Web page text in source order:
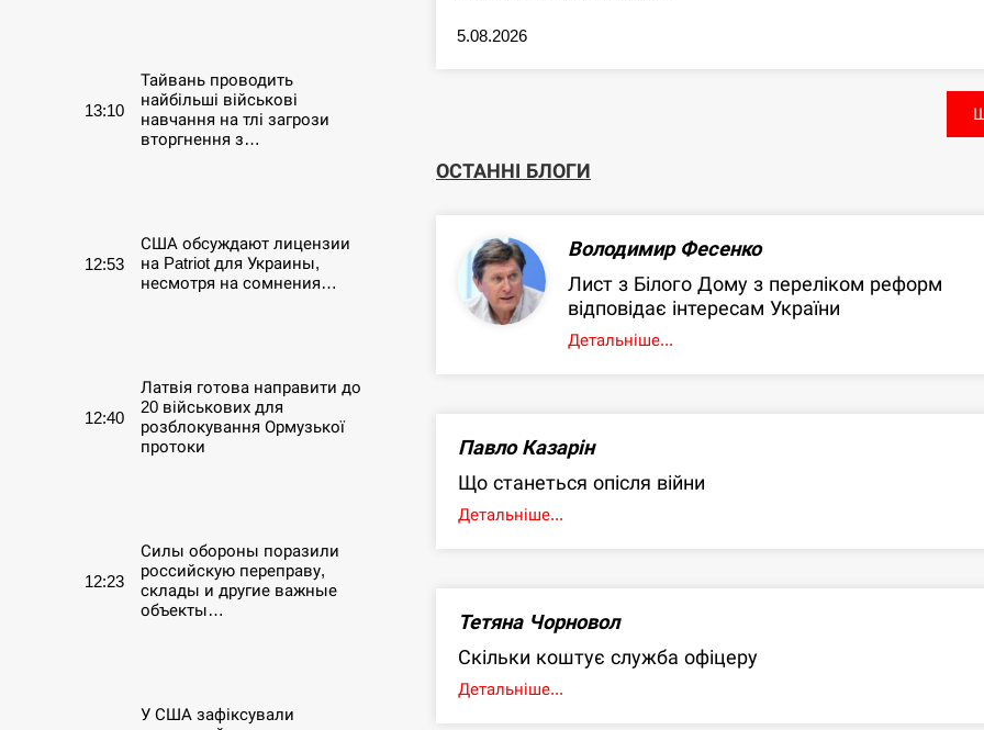
13:10
Тайвань проводить
найбільші військові
навчання на тлі загрози
вторгнення з…
12:53
США обсуждают лицензии
на Patriot для Украины,
несмотря на сомнения…
12:40
Латвія готова направити до
20 військових для
розблокування Ормузької
протоки
12:23
Силы обороны поразили
российскую переправу,
склады и другие важные
объекты…
У США зафіксували
5.08.2026
ОСТАННІ БЛОГИ
Володимир Фесенко
Лист з Білого Дому з переліком реформ
відповідає інтересам України
Детальніше...
Павло Казарін
Що станеться опісля війни
Детальніше...
Тетяна Чорновол
Скільки коштує служба офіцеру
Детальніше...